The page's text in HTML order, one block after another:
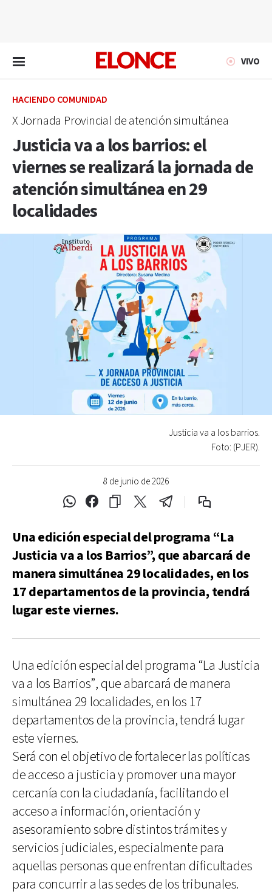
VIVO
HACIENDO COMUNIDAD
X Jornada Provincial de atención simultánea
Justicia va a los barrios: el
viernes se realizará la jornada de
atención simultánea en 29
localidades
8 de junio de 2026
Justicia va a los barrios.
Foto: (PJER).
Una edición especial del programa “La
Justicia va a los Barrios”, que abarcará de
manera simultánea 29 localidades, en los
17 departamentos de la provincia, tendrá
lugar este viernes.
Una edición especial del programa “La Justicia
va a los Barrios”, que abarcará de manera
simultánea 29 localidades, en los 17
departamentos de la provincia, tendrá lugar
este viernes.
Será con el objetivo de fortalecer las políticas
de acceso a justicia y promover una mayor
cercanía con la ciudadanía, facilitando el
acceso a información, orientación y
asesoramiento sobre distintos trámites y
servicios judiciales, especialmente para
aquellas personas que enfrentan dificultades
para concurrir a las sedes de los tribunales.